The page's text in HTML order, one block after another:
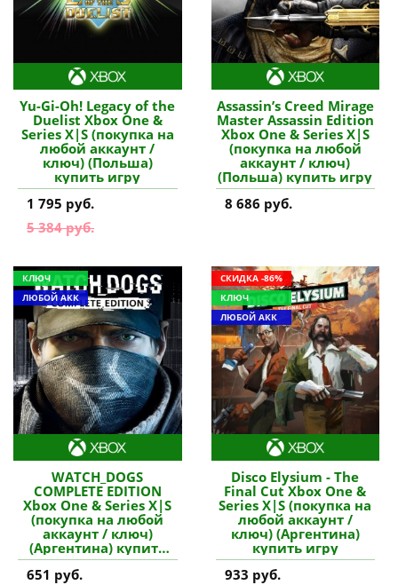
Yu-Gi-Oh! Legacy of the
Duelist Xbox One &
Series X|S (покупка на
любой аккаунт /
ключ) (Польша)
купить игру
1 795 руб.
5 384 руб.
Assassin’s Creed Mirage
Master Assassin Edition
Xbox One & Series X|S
(покупка на любой
аккаунт / ключ)
(Польша) купить игру
8 686 руб.
КЛЮЧ
ЛЮБОЙ АКК
WATCH_DOGS
COMPLETE EDITION
Xbox One & Series X|S
(покупка на любой
аккаунт / ключ)
(Аргентина) купить
игру
651 руб.
СКИДКА -86%
КЛЮЧ
ЛЮБОЙ АКК
Disco Elysium - The
Final Cut Xbox One &
Series X|S (покупка на
любой аккаунт /
ключ) (Аргентина)
купить игру
933 руб.